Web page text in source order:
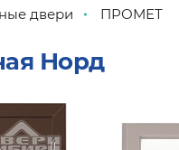
двери ПРОМЕТ
Норд